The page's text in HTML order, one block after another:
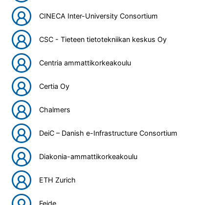
CINECA Inter-University Consortium
CSC - Tieteen tietotekniikan keskus Oy
Centria ammattikorkeakoulu
Certia Oy
Chalmers
DeiC – Danish e-Infrastructure Consortium
Diakonia-ammattikorkeakoulu
ETH Zurich
Feide